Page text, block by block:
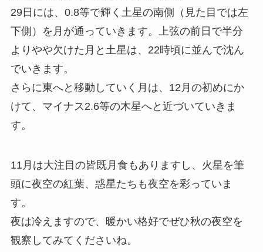
29日には、0.8等で輝く土星の南側（見た目では左
下側）を月が通っていきます。上弦の前日で半分
よりやや欠けた月と土星は、22時頃に並んで沈ん
でいきます。
さらに東へと移動していく月は、12月の初めにか
けて、マイナス2.6等の木星へと近づいていきま
す。
11月は大注目の皆既月食もありますし、火星を筆
頭に夜空の紅葉、惑星たちも夜空を彩っていま
す。
夜は冷えますので、暖かい格好でぜひ秋の夜空を
観察してみてくださいね。